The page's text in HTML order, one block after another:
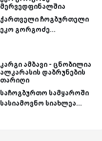
მერვედფინალშია
ქართველი ჩოგბურთელი
ეკო გორგოძე...
კარგი ამბავი - ცნობილია
ალკარასის დაბრუნების
თარიღი
საჩოგბურთო სამყაროში
სასიამოვნო სიახლეა...